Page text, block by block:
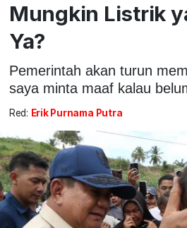
Mungkin Listrik
Ya?
Pemerintah akan turun
saya minta maaf kalau
Red: Erik Purnama Putra